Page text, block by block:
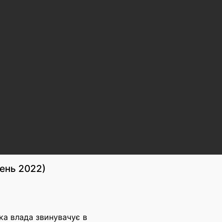
2022)
влада звинувачує в